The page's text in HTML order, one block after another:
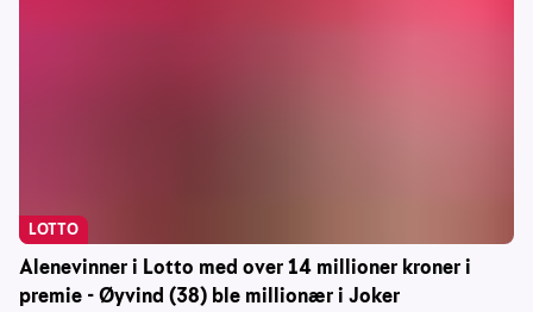
Alenevinner i Lotto med over 14 millioner kroner i
premie - Øyvind (38) ble millionær i Joker
LOTTO